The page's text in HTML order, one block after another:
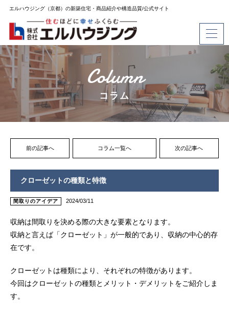
エルハウジング（京都）の新築住宅・商品紹介や構造品質/公式サイト
Column
コラム
前の記事へ コラム一覧へ 次の記事へ
クローゼットの種類と特徴
間取りのアイデア 2024/03/11
収納は間取りを決める際の大きな要素となります。
収納と言えば「クローゼット」が一般的であり、収納の中心的存
在です。
クローゼットは種類により、それぞれの特徴があります。
今回はクローゼットの種類とメリット・デメリットをご紹介しま
す。